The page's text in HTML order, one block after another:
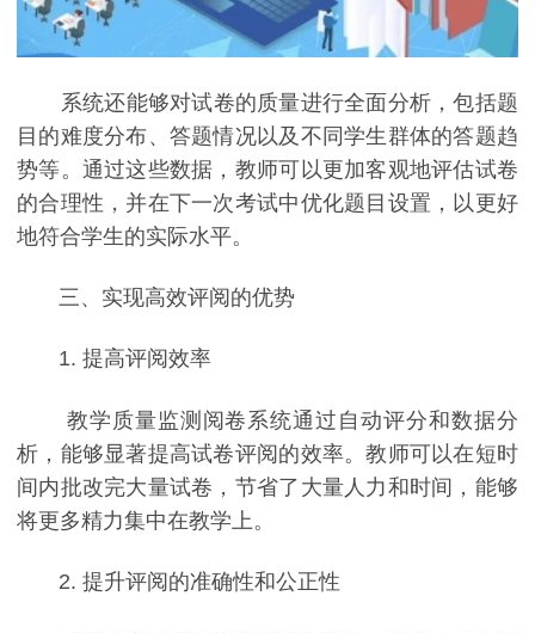
系统还能够对试卷的质量进行全面分析，包括题
目的难度分布、答题情况以及不同学生群体的答题趋
势等。通过这些数据，教师可以更加客观地评估试卷
的合理性，并在下一次考试中优化题目设置，以更好
地符合学生的实际水平。
三、实现高效评阅的优势
1. 提高评阅效率
教学质量监测阅卷系统通过自动评分和数据分
析，能够显著提高试卷评阅的效率。教师可以在短时
间内批改完大量试卷，节省了大量人力和时间，能够
将更多精力集中在教学上。
2. 提升评阅的准确性和公正性